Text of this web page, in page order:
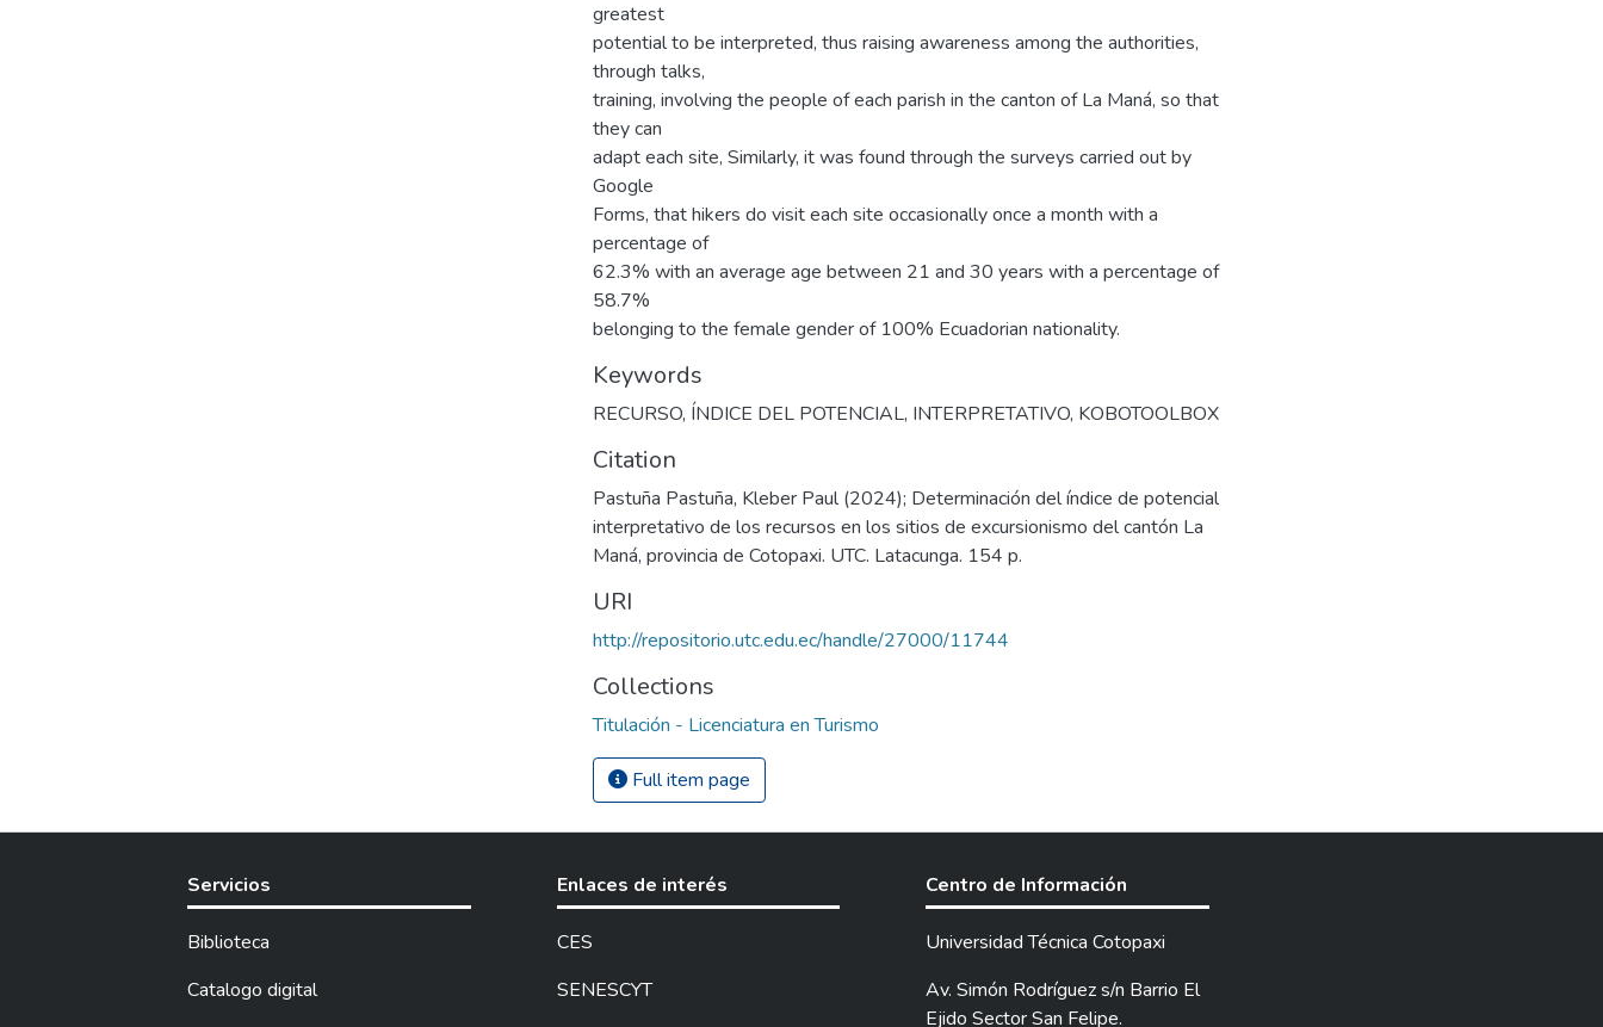
greatest
potential to be interpreted, thus raising awareness among the authorities,
through talks,
training, involving the people of each parish in the canton of La Maná, so that
they can
adapt each site, Similarly, it was found through the surveys carried out by
Google
Forms, that hikers do visit each site occasionally once a month with a
percentage of
62.3% with an average age between 21 and 30 years with a percentage of
58.7%
belonging to the female gender of 100% Ecuadorian nationality.
Keywords
RECURSO, ÍNDICE DEL POTENCIAL, INTERPRETATIVO, KOBOTOOLBOX
Citation
Pastuña Pastuña, Kleber Paul (2024); Determinación del índice de potencial
interpretativo de los recursos en los sitios de excursionismo del cantón La
Maná, provincia de Cotopaxi. UTC. Latacunga. 154 p.
URI
http://repositorio.utc.edu.ec/handle/27000/11744
Collections
Titulación - Licenciatura en Turismo
Full item page
Servicios
Biblioteca
Catalogo digital
Enlaces de interés
CES
SENESCYT
Centro de Información
Universidad Técnica Cotopaxi
Av. Simón Rodríguez s/n Barrio El
Ejido Sector San Felipe.